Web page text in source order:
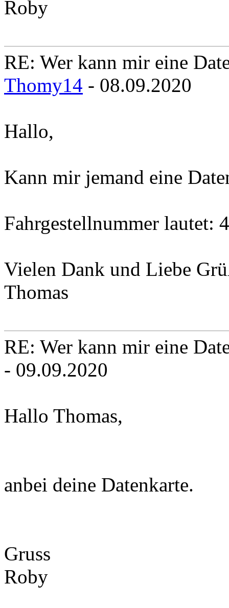
Roby
RE: Wer kann mir eine
Thomy14 - 08.09.2020
Hallo,
Kann mir jemand eine
Fahrgestellnummer lautet:
Vielen Dank und Liebe
Thomas
RE: Wer kann mir eine
- 09.09.2020
Hallo Thomas,
anbei deine Datenkarte.
Gruss
Roby